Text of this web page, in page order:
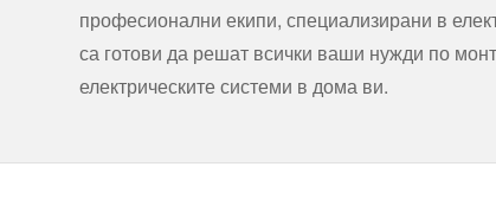
професионални екипи, специализирани в
са готови да решат всички ваши нужди по
електрическите системи в дома ви.